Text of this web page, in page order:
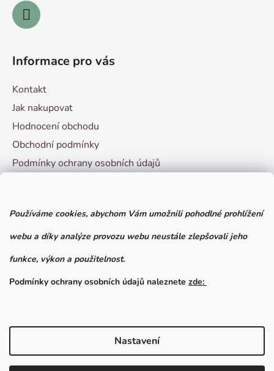
Používáme cookies, abychom Vám umožnili pohodlné prohlížení
webu a díky analýze provozu webu neustále zlepšovali jeho
funkce, výkon a použitelnost.
Podmínky ochrany osobních údajů naleznete zde:
Nastavení
Informace pro vás
Kontakt
Jak nakupovat
Hodnocení obchodu
Obchodní podmínky
Podmínky ochrany osobních údajů
Facebook